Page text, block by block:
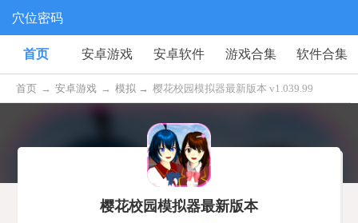
穴位密码
首页 安卓游戏 安卓软件 游戏合集 软件合集
首页 → 安卓游戏 → 模拟 → 樱花校园模拟器最新版本 v1.039.99
樱花校园模拟器最新版本